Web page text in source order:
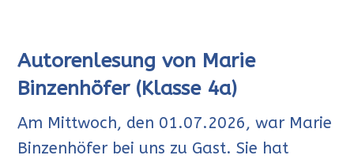
Autorenlesung von Marie
Binzenhöfer (Klasse 4a)
Am Mittwoch, den 01.07.2026, war Marie
Binzenhöfer bei uns zu Gast. Sie hat